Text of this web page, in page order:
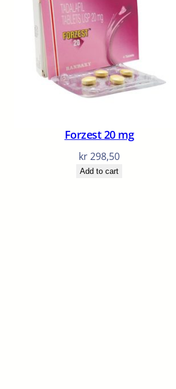
Forzest 20 mg
kr298,50
Add to cart